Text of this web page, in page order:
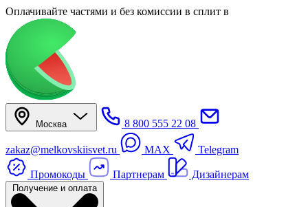
Оплачивайте частями и без комиссии в сплит в
Москва 8 800 555 22 08
zakaz@melkovskiisvet.ru MAX Telegram
Промокоды Партнерам Дизайнерам
Получение и оплата